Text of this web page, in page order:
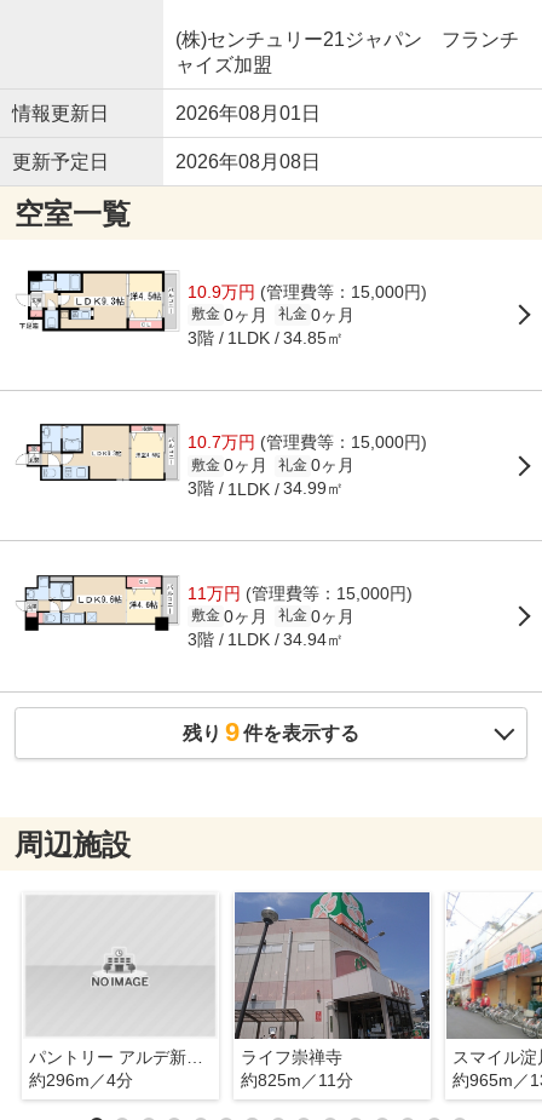
(株)センチュリー21ジャパン フランチ
ャイズ加盟
情報更新日 2026年08月01日
更新予定日 2026年08月08日
空室一覧
10.9万円 (管理費等：15,000円)
敷金 0ヶ月 礼金 0ヶ月
3階 1LDK 34.85㎡
10.7万円 (管理費等：15,000円)
敷金 0ヶ月 礼金 0ヶ月
3階 1LDK 34.99㎡
11万円 (管理費等：15,000円)
敷金 0ヶ月 礼金 0ヶ月
3階 1LDK 34.94㎡
残り 9件を表示する
周辺施設
パントリー アルデ新大阪店
約296m／4分
ライフ崇禅寺
約825m／11分
スマイル淀
約965m／